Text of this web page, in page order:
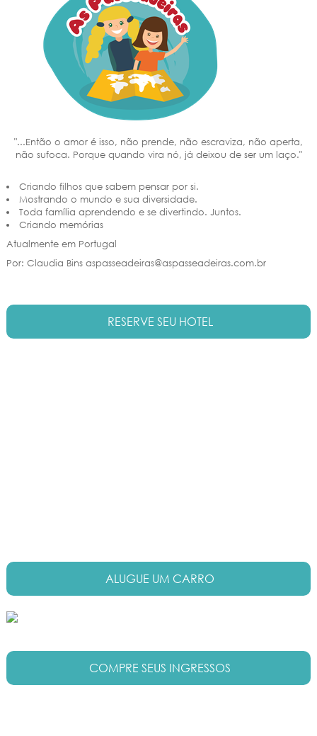
"...Então o amor é isso, não prende, não escraviza, não aperta,
não sufoca. Porque quando vira nó, já deixou de ser um laço."
Criando filhos que sabem pensar por si.
Mostrando o mundo e sua diversidade.
Toda família aprendendo e se divertindo. Juntos.
Criando memórias
Atualmente em Portugal
Por: Claudia Bins aspasseadeiras@aspasseadeiras.com.br
RESERVE SEU HOTEL
ALUGUE UM CARRO
COMPRE SEUS INGRESSOS